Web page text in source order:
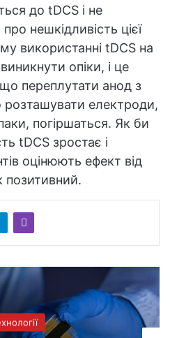
до tDCS і не
нешкідливість цієї
використанні tDCS на
опіки, і це
переплутати анод з
електроди,
погіршаться. Як би
tDCS зростає і
оцінюють ефект від
позитивний.